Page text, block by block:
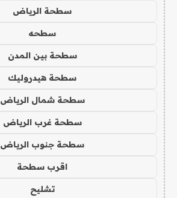
سطحة الرياض
سطحه
سطحة بين المدن
سطحة هيدروليك
سطحة شمال الرياض
سطحة غرب الرياض
سطحة جنوب الرياض
اقرب سطحة
تشليح